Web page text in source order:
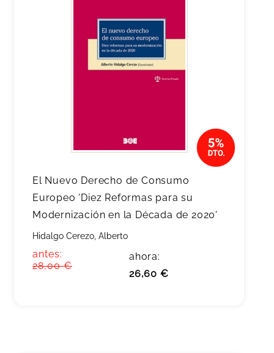
El Nuevo Derecho de Consumo
Europeo 'Diez Reformas para su
Modernización en la Década de 2020'
Hidalgo Cerezo, Alberto
antes:
28,00 €
ahora:
26,60 €